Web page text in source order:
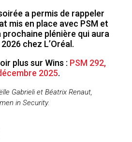
a permis de rappeler
mis en place avec PSM et
prochaine plénière qui aura
chez L’Oréal.
plus sur Wins : PSM 292,
2025.
Gabrieli et Béatrix Renaut,
in Security.